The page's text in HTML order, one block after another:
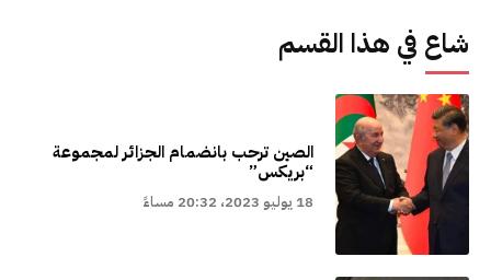
شاع في هذا القسم
الصين ترحب بانضمام الجزائر لمجموعة
“بريكس”
18 يوليو 2023، 20:32 مساءً